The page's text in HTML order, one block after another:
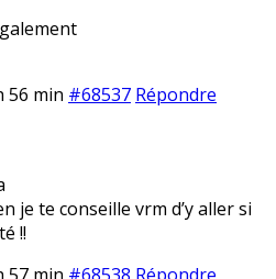
56 min #68537 Répondre
je te conseille vrm d’y aller si
!!